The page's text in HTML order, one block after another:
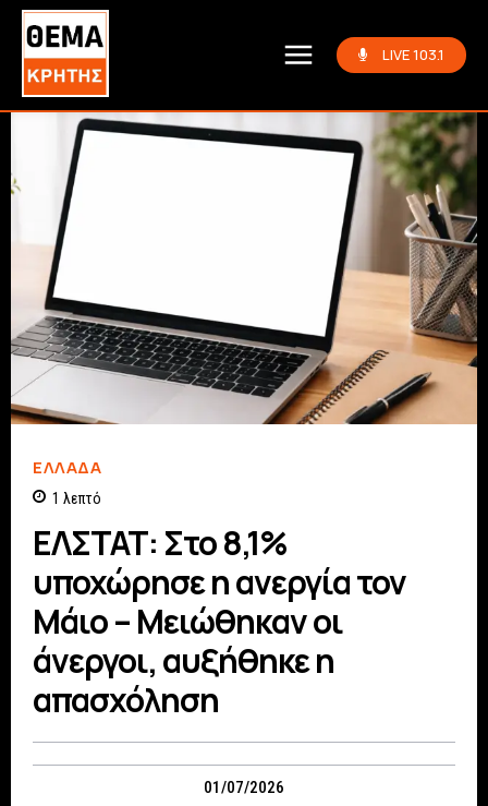
LIVE 103.1
ΕΛΛΆΔΑ
1 λεπτό
ΕΛΣΤΑΤ: Στο 8,1%
υποχώρησε η ανεργία τον
Μάιο – Μειώθηκαν οι
άνεργοι, αυξήθηκε η
απασχόληση
01/07/2026